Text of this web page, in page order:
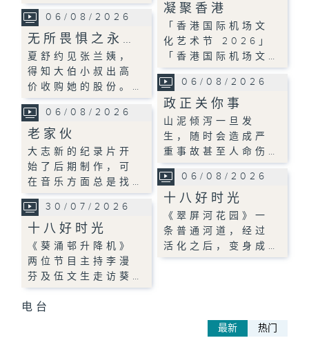
凝聚香港
「香港国际机场文
化艺术节 2026」
「香港国际机场文…
06/08/2026
无所畏惧之永…
夏舒约见张兰姨，
得知大伯小叔出高
价收购她的股份。…
06/08/2026
政正关你事
山泥倾泻一旦发
生，随时会造成严
重事故甚至人命伤…
06/08/2026
老家伙
大志新的纪录片开
始了后期制作，可
在音乐方面总是找…
06/08/2026
十八好时光
《翠屏河花园》一
条普通河道，经过
活化之后，变身成…
30/07/2026
十八好时光
《葵涌邨升降机》
两位节目主持李漫
芬及伍文生走访葵…
电台
最新 热门